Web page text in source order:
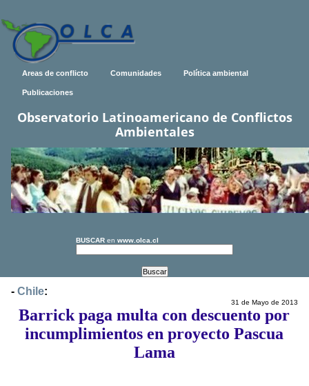
Areas de conflicto Comunidades Política ambiental
Publicaciones
Observatorio Latinoamericano de Conflictos
Ambientales
BUSCAR en www.olca.cl
- Chile:
31 de Mayo de 2013
Barrick paga multa con descuento por
incumplimientos en proyecto Pascua
Lama